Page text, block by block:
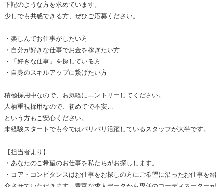
下記のような方を求めています。
少しでも共感できる方、ぜひご応募ください。
・楽しんでお仕事がしたい方
・自分が好きな仕事でお金を稼ぎたい方
・「好きな仕事」を探している方
・自身のスキルアップに繋げたい方
積極採用中なので、お気軽にエントリーしてください。
人柄重視採用なので、初めてで不安…
という方もご安心ください。
未経験スタートでも今ではバリバリ活躍しているスタッフが大半です。
【担当者より】
・あなたのご希望のお仕事を私たちがお探しします。
・コア・コンピタンスはお仕事をお探しの方にご希望に沿ったお仕事を紹